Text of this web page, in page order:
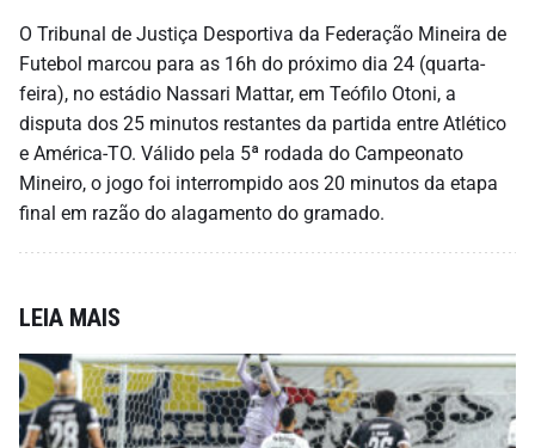
O Tribunal de Justiça Desportiva da Federação Mineira de
Futebol marcou para as 16h do próximo dia 24 (quarta-
feira), no estádio Nassari Mattar, em Teófilo Otoni, a
disputa dos 25 minutos restantes da partida entre Atlético
e América-TO. Válido pela 5ª rodada do Campeonato
Mineiro, o jogo foi interrompido aos 20 minutos da etapa
final em razão do alagamento do gramado.
LEIA MAIS